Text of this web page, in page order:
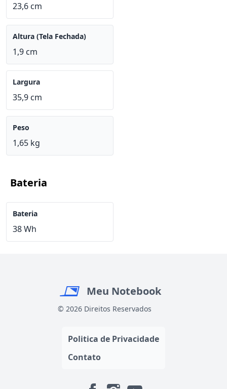
23,6 cm
Altura (Tela Fechada)
1,9 cm
Largura
35,9 cm
Peso
1,65 kg
Bateria
Bateria
38 Wh
Meu Notebook
© 2026 Direitos Reservados
Politica de Privacidade
Contato